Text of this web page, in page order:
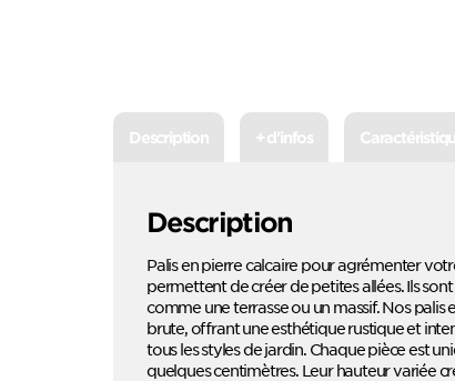
Description + d'infos
Description
Palis en pierre calcaire pour agrémenter
permettent de créer de petites allées. Ils
comme une terrasse ou un massif. Nos
brute, offrant une esthétique rustique et
tous les styles de jardin. Chaque pièce est
quelques centimètres. Leur hauteur variée